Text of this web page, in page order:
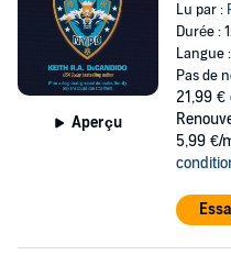
Aperçu
Lu par :
Durée :
Langue
Pas de
21,99 €
5,99 €/